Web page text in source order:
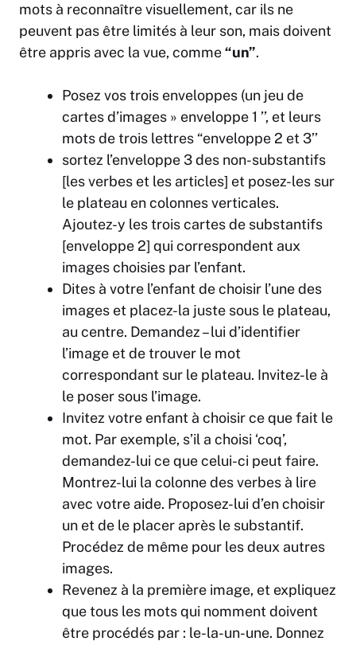
mots à reconnaître visuellement, car ils ne
peuvent pas être limités à leur son, mais doivent
être appris avec la vue, comme“un”.
Posez vos trois enveloppes (un jeu de
cartes d’images » enveloppe 1 ’’, et leurs
mots de trois lettres “enveloppe 2 et 3’’
sortez l’enveloppe 3 des non-substantifs
[les verbes et les articles] et posez-les sur
le plateau en colonnes verticales.
Ajoutez-y les trois cartes de substantifs
[enveloppe 2] qui correspondent aux
images choisies par l’enfant.
Dites à votre l’enfant de choisir l’une des
images et placez-la juste sous le plateau,
au centre. Demandez – lui d’identifier
l’image et de trouver le mot
correspondant sur le plateau. Invitez-le à
le poser sous l’image.
Invitez votre enfant à choisir ce que fait le
mot. Par exemple, s’il a choisi ‘coq’,
demandez-lui ce que celui-ci peut faire.
Montrez-lui la colonne des verbes à lire
avec votre aide. Proposez-lui d’en choisir
un et de le placer après le substantif.
Procédez de même pour les deux autres
images.
Revenez à la première image, et expliquez
que tous les mots qui nomment doivent
être procédés par : le-la-un-une. Donnez